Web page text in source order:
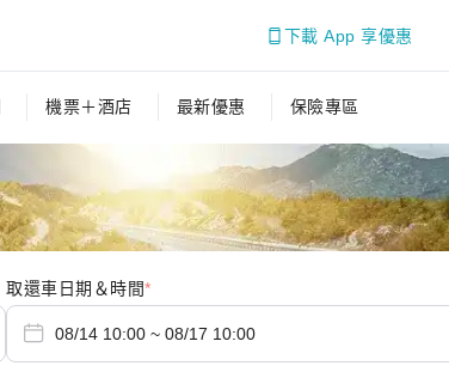
下載 App 享優惠
機票＋酒店 最新優惠 保險專區
取還車日期＆時間*